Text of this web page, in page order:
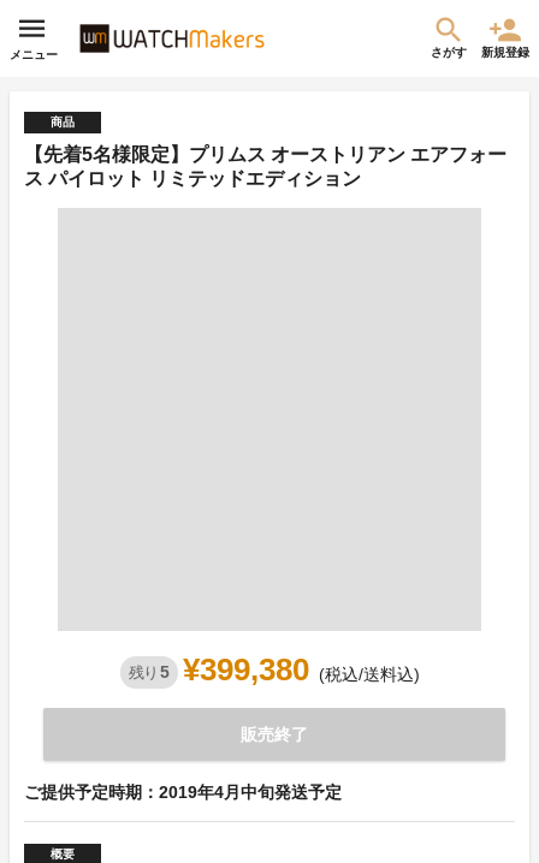
メニュー さがす 新規登録
商品
【先着5名様限定】プリムス オーストリアン エアフォー
ス パイロット リミテッドエディション
残り 5 ¥399,380 (税込/送料込)
販売終了
ご提供予定時期：2019年4月中旬発送予定
概要